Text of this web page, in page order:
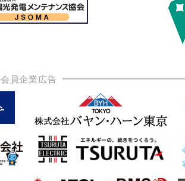
会員企業広告